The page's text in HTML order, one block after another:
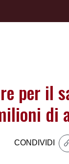
per il
di
CONDIVIDI